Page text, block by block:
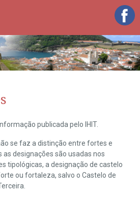
publicada pelo IHIT.
se faz a distinção entre fortes e
designações são usadas nos
tipológicas, a designação de castelo
ou fortaleza, salvo o Castelo de